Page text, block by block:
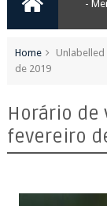
Home Unlabelled
de 2019
Horário de
fevereiro